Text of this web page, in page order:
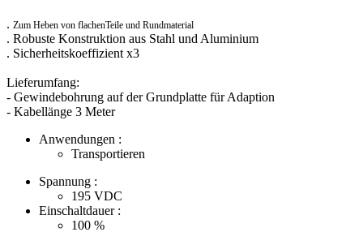
. Zum Heben von flachenTeile und Rundmaterial
. Robuste Konstruktion aus Stahl und Aluminium
. Sicherheitskoeffizient x3
Lieferumfang:
- Gewindebohrung auf der Grundplatte für Adaption
- Kabellänge 3 Meter
Anwendungen :
Transportieren
Spannung :
195 VDC
Einschaltdauer :
100 %